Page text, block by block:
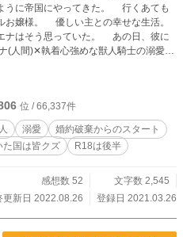
うに帝国にやってきた。 行くあても
お嬢様。 優しい主との幸せな生活。
っていた。 あの日、彼に
位 / 66,337件
溺愛
婚約破棄からのスタート
た国は皆クズ R18は後半
感想数 52
文字数 2,545
更新日 2022.08.26
登録日 2021.03.26